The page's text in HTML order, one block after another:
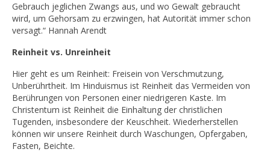
Gebrauch jeglichen Zwangs aus, und wo Gewalt gebraucht
wird, um Gehorsam zu erzwingen, hat Autorität immer schon
versagt.“ Hannah Arendt
Reinheit vs. Unreinheit
Hier geht es um Reinheit: Freisein von Verschmutzung,
Unberührtheit. Im Hinduismus ist Reinheit das Vermeiden von
Berührungen von Personen einer niedrigeren Kaste. Im
Christentum ist Reinheit die Einhaltung der christlichen
Tugenden, insbesondere der Keuschheit. Wiederherstellen
können wir unsere Reinheit durch Waschungen, Opfergaben,
Fasten, Beichte.